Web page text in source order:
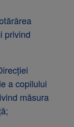
privind
a copilului
măsura